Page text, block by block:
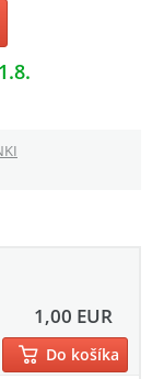
1,00 EUR
Do košíka